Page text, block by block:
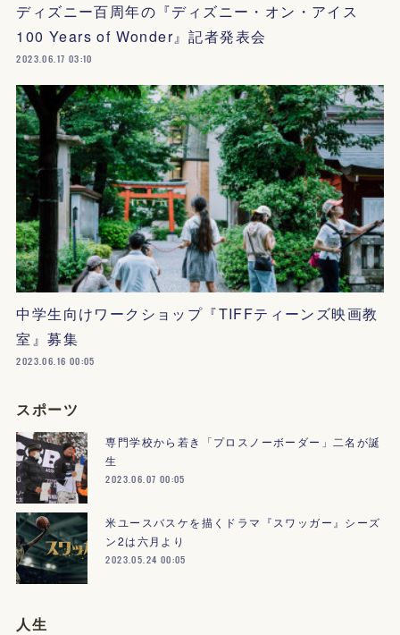
ディズニー百周年の『ディズニー・オン・アイス
100 Years of Wonder』記者発表会
2023.06.17 03:10
中学生向けワークショップ『TIFFティーンズ映画教
室』募集
2023.06.16 00:05
スポーツ
専門学校から若き「プロスノーボーダー」二名が誕
生
2023.06.07 00:05
米ユースバスケを描くドラマ『スワッガー』シーズ
ン2は六月より
2023.05.24 00:05
人生